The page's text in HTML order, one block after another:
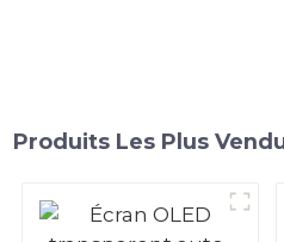
Produits Les Plus